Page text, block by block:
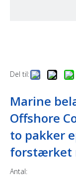
Del til:
Marine
Offshore
to pakker
forstærket
Antal: